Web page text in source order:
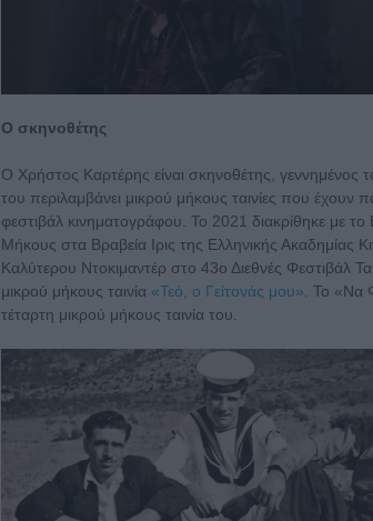
Ο σκηνοθέτης
Ο Χρήστος Καρτέρης είναι σκηνοθέτης, γεννημένος
του περιλαμβάνει μικρού μήκους ταινίες που έχουν
φεστιβάλ κινηματογράφου. Το 2021 διακρίθηκε με
Μήκους στα Βραβεία Ιρις της Ελληνικής Ακαδημίας
Καλύτερου Ντοκιμαντέρ στο 43ο Διεθνές Φεστιβάλ
μικρού μήκους ταινία «Τεό, ο Γείτονάς μου» . Το «Να
τέταρτη μικρού μήκους ταινία του.